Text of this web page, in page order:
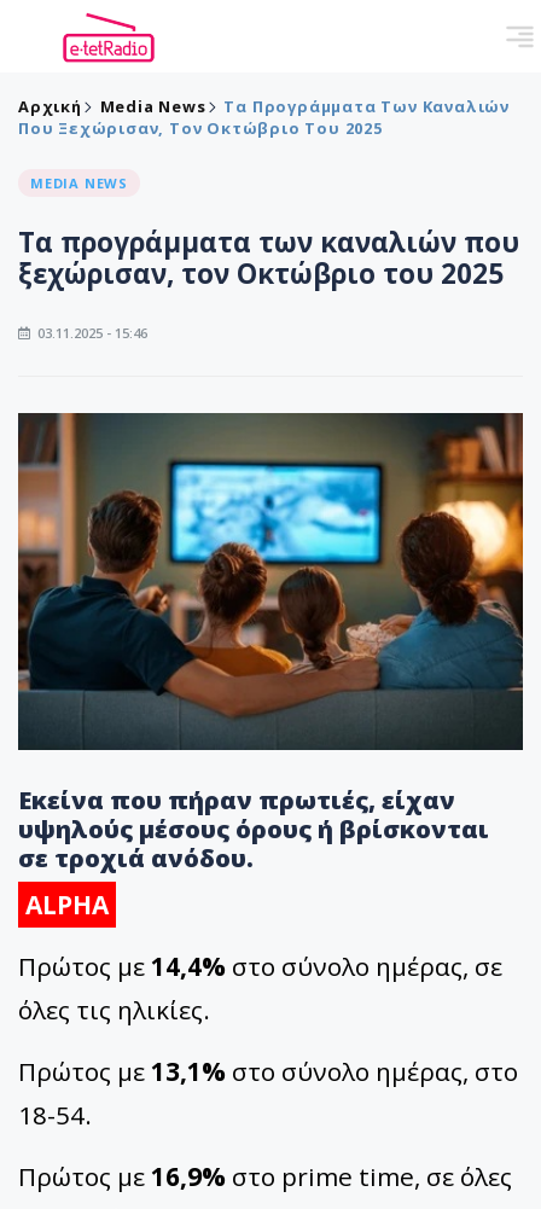
Αρχική Media News
Τα Προγράμματα Των Καναλιών
Που Ξεχώρισαν, Τον Οκτώβριο Του 2025
MEDIA NEWS
Τα προγράμματα των καναλιών που
ξεχώρισαν, τον Οκτώβριο του 2025
03.11.2025 - 15:46
Εκείνα που πήραν πρωτιές, είχαν
υψηλούς μέσους όρους ή βρίσκονται
σε τροχιά ανόδου.
ALPHA
Πρώτος με 14,4% στο σύνολο ημέρας, σε
όλες τις ηλικίες.
Πρώτος με 13,1% στο σύνολο ημέρας, στο
18-54.
Πρώτος με 16,9% στο prime time, σε όλες